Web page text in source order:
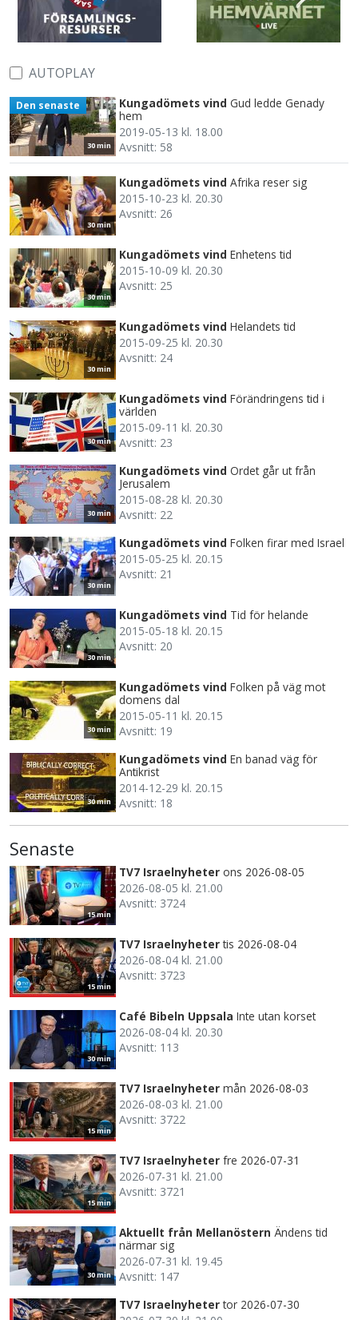
AUTOPLAY
30 min
Den senaste Kungadömets vind Gud ledde Genady
hem
2019-05-13 kl. 18.00
Avsnitt: 58
30 min
Kungadömets vind Afrika reser sig
2015-10-23 kl. 20.30
Avsnitt: 26
30 min
Kungadömets vind Enhetens tid
2015-10-09 kl. 20.30
Avsnitt: 25
30 min
Kungadömets vind Helandets tid
2015-09-25 kl. 20.30
Avsnitt: 24
30 min
Kungadömets vind Förändringens tid i
världen
2015-09-11 kl. 20.30
Avsnitt: 23
30 min
Kungadömets vind Ordet går ut från
Jerusalem
2015-08-28 kl. 20.30
Avsnitt: 22
30 min
Kungadömets vind Folken firar med Israel
2015-05-25 kl. 20.15
Avsnitt: 21
30 min
Kungadömets vind Tid för helande
2015-05-18 kl. 20.15
Avsnitt: 20
30 min
Kungadömets vind Folken på väg mot
domens dal
2015-05-11 kl. 20.15
Avsnitt: 19
30 min
Kungadömets vind En banad väg för
Antikrist
2014-12-29 kl. 20.15
Avsnitt: 18
Senaste
15 min
TV7 Israelnyheter ons 2026-08-05
2026-08-05 kl. 21.00
Avsnitt: 3724
15 min
TV7 Israelnyheter tis 2026-08-04
2026-08-04 kl. 21.00
Avsnitt: 3723
30 min
Café Bibeln Uppsala Inte utan korset
2026-08-04 kl. 20.30
Avsnitt: 113
15 min
TV7 Israelnyheter mån 2026-08-03
2026-08-03 kl. 21.00
Avsnitt: 3722
15 min
TV7 Israelnyheter fre 2026-07-31
2026-07-31 kl. 21.00
Avsnitt: 3721
30 min
Aktuellt från Mellanöstern Ändens tid
närmar sig
2026-07-31 kl. 19.45
Avsnitt: 147
TV7 Israelnyheter tor 2026-07-30